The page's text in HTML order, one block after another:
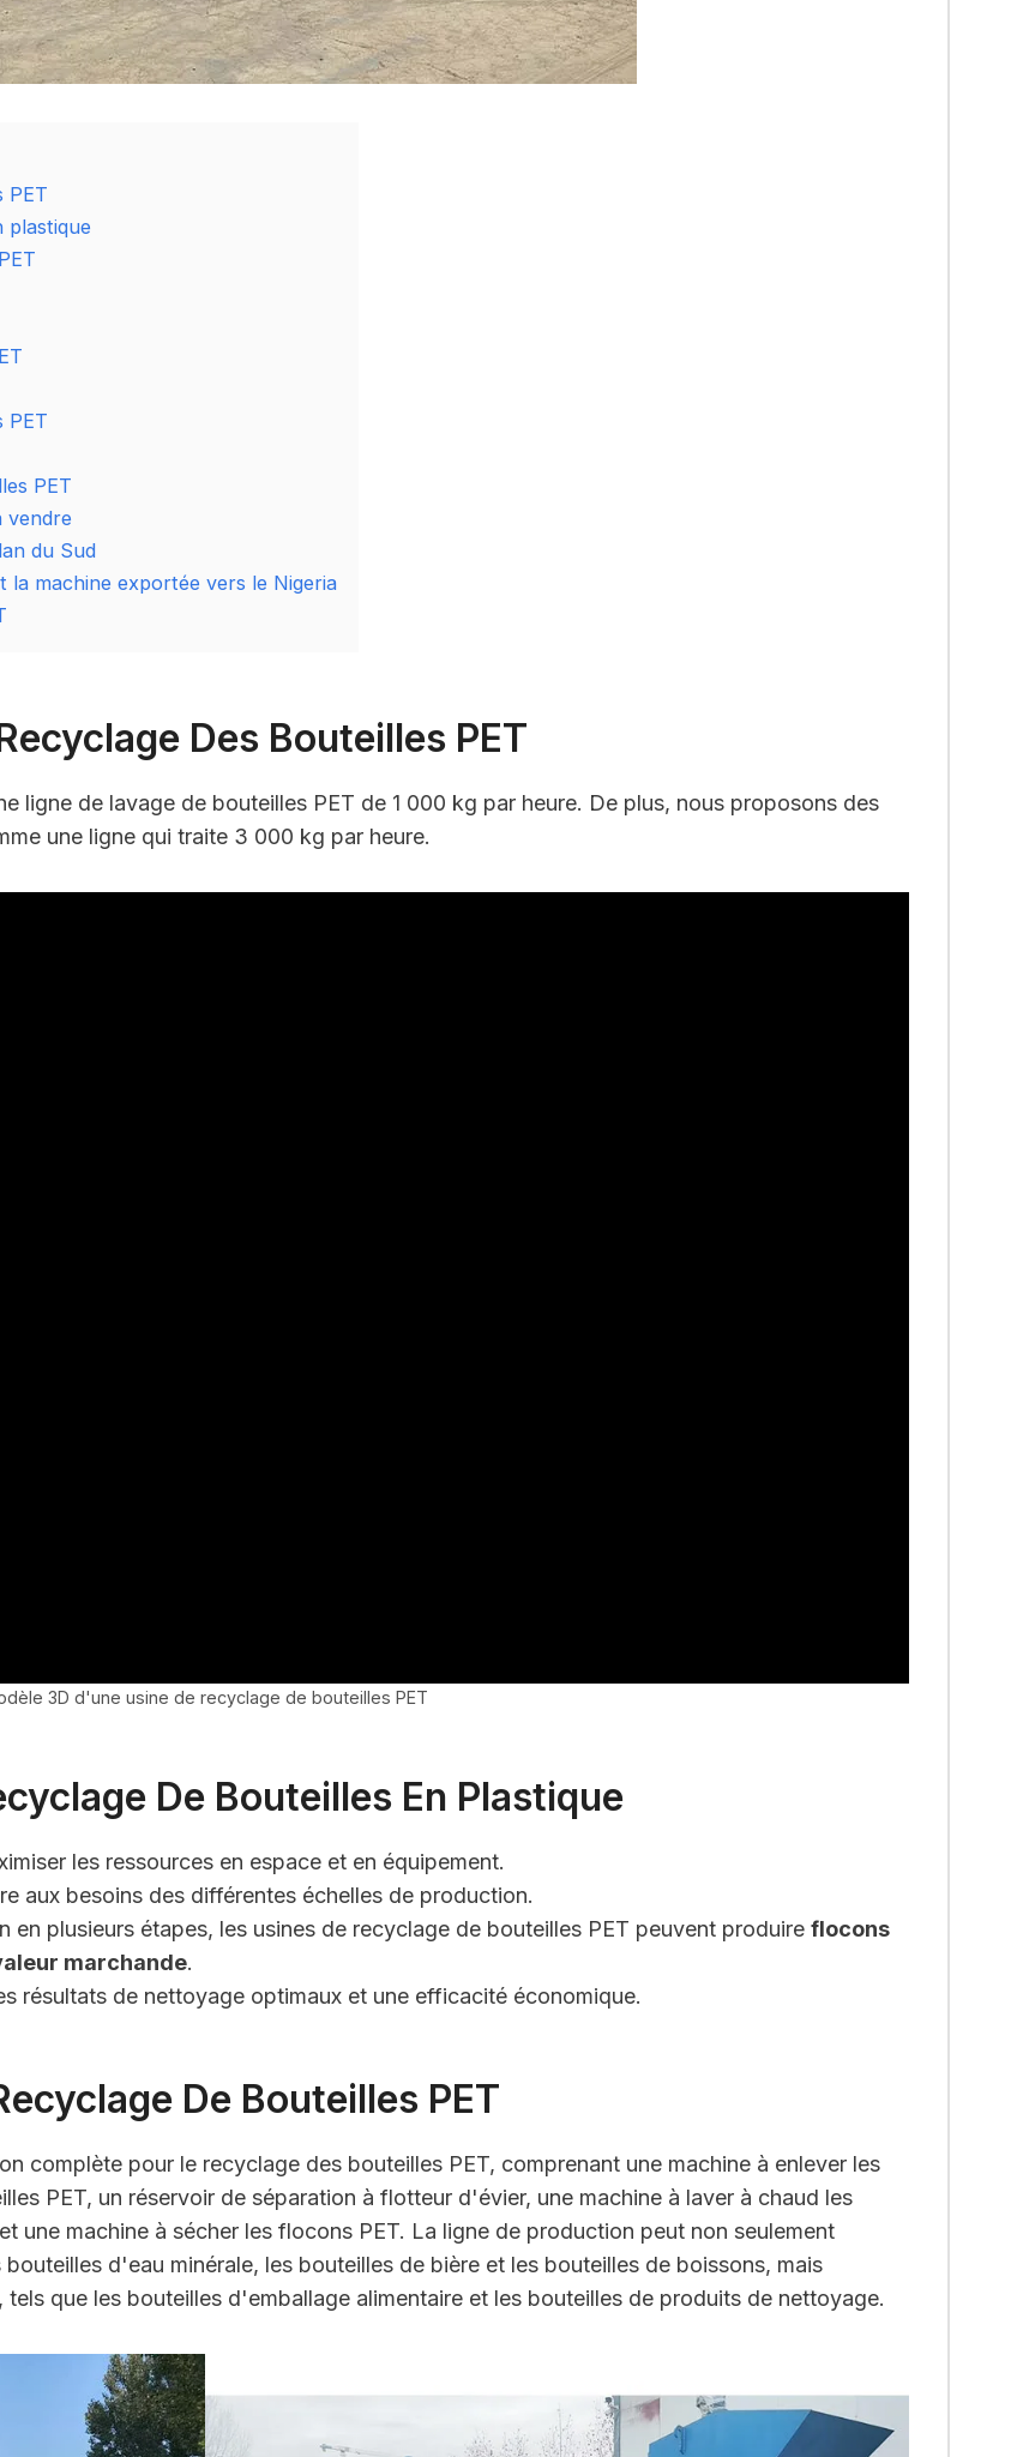
PET
plastique
PET
PET
vendre
du Sud
la machine exportée vers le Nigeria
Des Bouteilles PET
ligne de lavage de bouteilles PET de 1 000 kg par heure. De plus, nous proposons des
une ligne qui traite 3 000 kg par heure.
3D d'une usine de recyclage de bouteilles PET
De Bouteilles En Plastique
les ressources en espace et en équipement.
aux besoins des différentes échelles de production.
en plusieurs étapes, les usines de recyclage de bouteilles PET peuvent produire flocons
marchande.
résultats de nettoyage optimaux et une efficacité économique.
De Bouteilles PET
complète pour le recyclage des bouteilles PET, comprenant une machine à enlever les
PET, un réservoir de séparation à flotteur d'évier, une machine à laver à chaud les
une machine à sécher les flocons PET. La ligne de production peut non seulement
d'eau minérale, les bouteilles de bière et les bouteilles de boissons, mais
que les bouteilles d'emballage alimentaire et les bouteilles de produits de nettoyage.